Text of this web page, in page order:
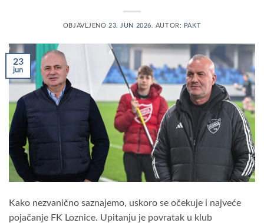
OBJAVLJENO 23. JUN 2026. AUTOR: PAKT
23
jun
Kako nezvanično saznajemo, uskoro se očekuje i najveće
pojačanje FK Loznice. Upitanju je povratak u klub